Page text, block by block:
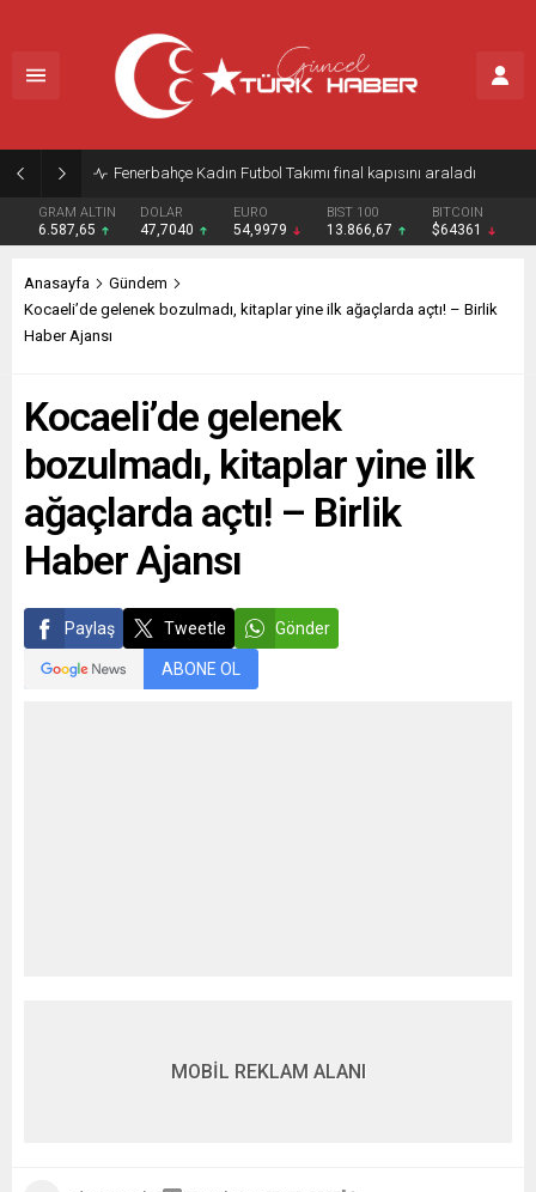
Altın fiyatları haftanın son işlem gününe yükselişle başladı
GRAM ALTIN
6.587,65
DOLAR
47,7040
EURO
54,9979
BIST 100
13.866,67
BITCOIN
$64361
Anasayfa
Gündem
Kocaeli’de gelenek bozulmadı, kitaplar yine ilk ağaçlarda açtı! – Birlik
Haber Ajansı
Kocaeli’de gelenek
bozulmadı, kitaplar yine ilk
ağaçlarda açtı! – Birlik
Haber Ajansı
Paylaş Tweetle Gönder
ABONE OL
MOBİL REKLAM ALANI